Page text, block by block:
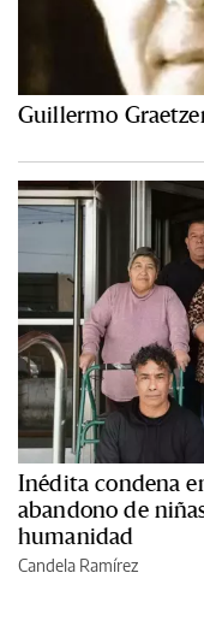
Guillermo
Inédita condena
abandono de
humanidad
Candela Ramírez